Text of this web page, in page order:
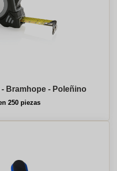
Bramhope - Poleñino
250 piezas